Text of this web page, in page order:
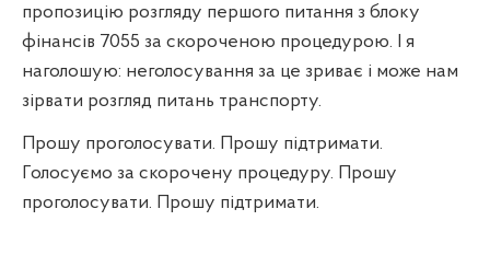
пропозицію розгляду першого питання з блоку
фінансів 7055 за скороченою процедурою. І я
наголошую: неголосування за це зриває і може нам
зірвати розгляд питань транспорту.
Прошу проголосувати. Прошу підтримати.
Голосуємо за скорочену процедуру. Прошу
проголосувати. Прошу підтримати.